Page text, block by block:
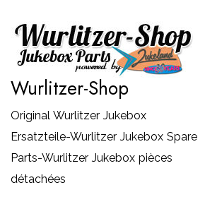
Inhalt
springen
Wurlitzer-Shop
Original Wurlitzer Jukebox
Ersatzteile-Wurlitzer Jukebox Spare
Parts-Wurlitzer Jukebox pièces
détachées